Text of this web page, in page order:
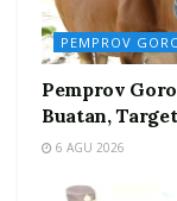
PEMPROV
Pemprov
Buatan,
6 AGU 2026